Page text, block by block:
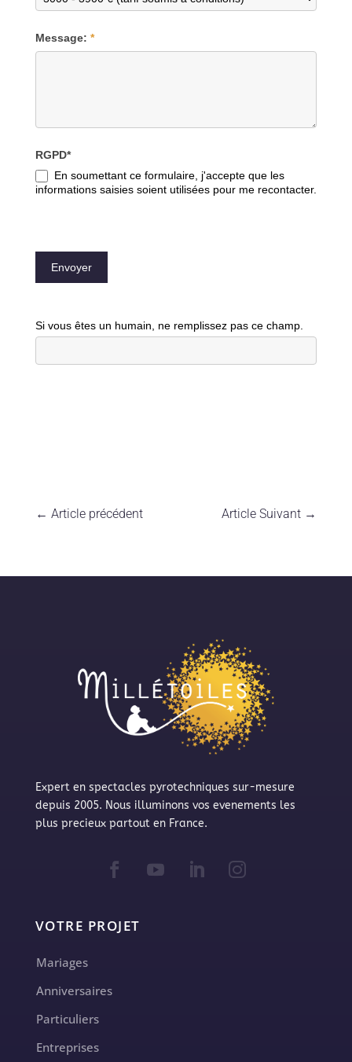
Message: *
RGPD*
En soumettant ce formulaire, j'accepte que les
informations saisies soient utilisées pour me recontacter.
Envoyer
Si vous êtes un humain, ne remplissez pas ce champ.
← Article précédent Article Suivant →
Expert en spectacles pyrotechniques sur-mesure
depuis 2005. Nous illuminons vos evenements les
plus precieux partout en France.
VOTRE PROJET
Mariages
Anniversaires
Particuliers
Entreprises